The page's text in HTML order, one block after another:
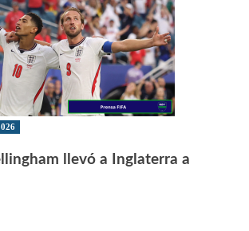
llevó a Inglaterra a